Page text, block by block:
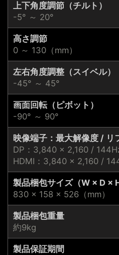
上下角度調節（チルト）
-5° ～ 20°
高さ調節
0 ～ 130（mm）
左右角度調整（スイベル）
-45° ～ 45°
画面回転（ピボット）
-90° ～ 90°
映像端子：最大解像度 / リ
DP：3,840 × 2,160 /
HDMI：3,840 × 2,160 /
製品梱包サイズ（W × D × H
830 × 158 × 526（mm）
製品梱包重量
約9kg
製品保証期間